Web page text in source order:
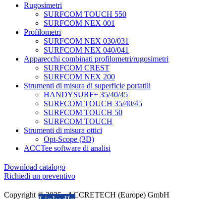
Rugosimetri
SURFCOM TOUCH 550
SURFCOM NEX 001
Profilometri
SURFCOM NEX 030/031
SURFCOM NEX 040/041
Apparecchi combinati profilometri/rugosimetri
SURFCOM CREST
SURFCOM NEX 200
Strumenti di misura di superficie portatili
HANDYSURF+ 35/40/45
SURFCOM TOUCH 35/40/45
SURFCOM TOUCH 50
SURFCOM TOUCH
Strumenti di misura ottici
Opt-Scope (3D)
ACCTee software di analisi
Download catalogo
Richiedi un preventivo
Copyright © 2025 - ACCRETECH (Europe) GmbH